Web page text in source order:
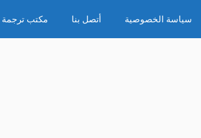
سياسة الخصوصية أتصل بنا مكتب ترجمة